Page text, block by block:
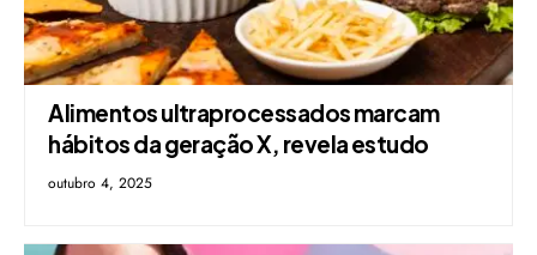
Alimentos ultraprocessados marcam
hábitos da geração X, revela estudo
outubro 4, 2025